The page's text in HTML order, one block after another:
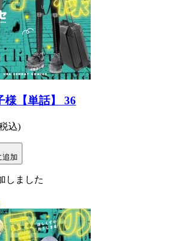
様【単話】 36
込)
追加
しました